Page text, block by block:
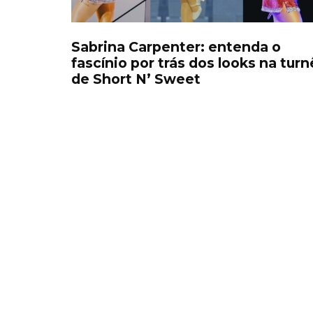
Sabrina Carpenter: entenda o
fascínio por trás dos looks na
de Short N’ Sweet